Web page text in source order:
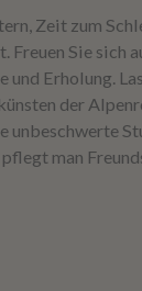
Zeit zum
Freuen Sie sich
und Erholung.
der
unbeschwerte
man